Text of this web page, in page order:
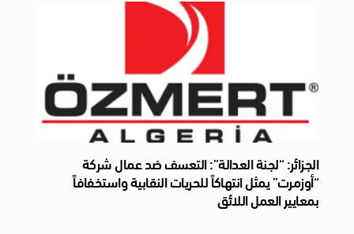
الجزائر: “لجنة العدالة”: التعسف ضد عمال شركة
“أوزمرت” يمثل انتهاكاً للحريات النقابية واستخفافاً
بمعايير العمل اللائق